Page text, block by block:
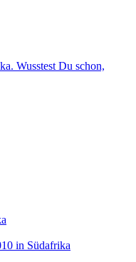
Wusstest Du schon,
in Südafrika